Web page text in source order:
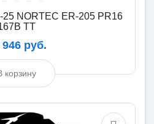
NORTEC ER-205 PR16
TT
946 руб.
корзину